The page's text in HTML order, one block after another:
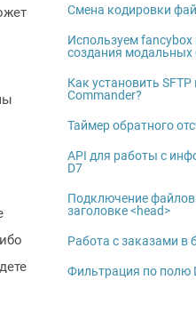
Смена кодировки
Используем fancybox
создания модальных
Как установить SFTP
Commander?
Таймер обратного
API для работы с
D7
Подключение файлов
заголовке <head>
Работа с заказами в
Фильтрация по полю